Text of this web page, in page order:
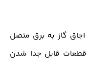
گاز به برق متصل
قابل جدا شدن